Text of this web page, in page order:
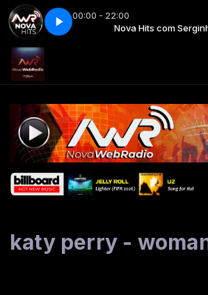
00:00 - 22:00
Ricardo Nova Hits com
version).wav take that - sweet july
katy perry -